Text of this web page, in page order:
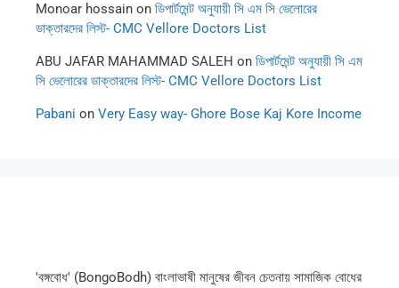
Monoar hossain on ডিপার্টমেন্ট অনুযায়ী সি এম সি ভেলোরের
ডাক্তারদের লিস্ট- CMC Vellore Doctors List
ABU JAFAR MAHAMMAD SALEH on ডিপার্টমেন্ট অনুযায়ী সি এম
সি ভেলোরের ডাক্তারদের লিস্ট- CMC Vellore Doctors List
Pabani on Very Easy way- Ghore Bose Kaj Kore Income
'বঙ্গবোধ' (BongoBodh) বাংলাভাষী মানুষের জীবন চেতনায় সামাজিক বোধের